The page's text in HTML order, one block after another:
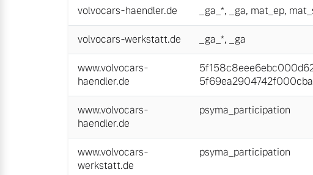
volvocars-haendler.de _ga_*, _ga, mat_ep,
volvocars-werkstatt.de _ga_*, _ga
www.volvocars-
haendler.de
www.volvocars-
haendler.de
psyma_participation
www.volvocars-
werkstatt.de
psyma_participation